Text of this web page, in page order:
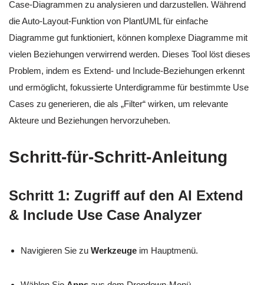
Case-Diagrammen zu analysieren und darzustellen. Während
die Auto-Layout-Funktion von PlantUML für einfache
Diagramme gut funktioniert, können komplexe Diagramme mit
vielen Beziehungen verwirrend werden. Dieses Tool löst dieses
Problem, indem es Extend- und Include-Beziehungen erkennt
und ermöglicht, fokussierte Unterdigramme für bestimmte Use
Cases zu generieren, die als „Filter“ wirken, um relevante
Akteure und Beziehungen hervorzuheben.
Schritt-für-Schritt-Anleitung
Schritt 1: Zugriff auf den AI Extend
& Include Use Case Analyzer
Navigieren Sie zu Werkzeuge im Hauptmenü.